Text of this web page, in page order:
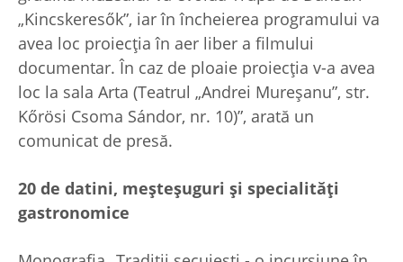
„Kincskeresők”, iar în încheierea programului va
avea loc proiecția în aer liber a filmului
documentar. În caz de ploaie proiecţia v-a avea
loc la sala Arta (Teatrul „Andrei Mureşanu”, str.
Kőrösi Csoma Sándor, nr. 10)”, arată un
comunicat de presă.
20 de datini, meşteşuguri şi specialităţi
gastronomice